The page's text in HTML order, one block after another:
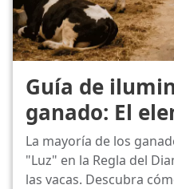
Guía de
ganado: El
para
de leche
La mayoría de los
"Luz" en la Regla del
las vacas. Descubra